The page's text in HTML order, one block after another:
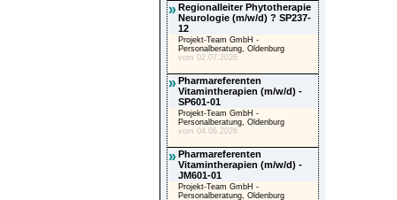
»Regionalleiter Phytotherapie
Neurologie (m/w/d) ? SP237-
12
Projekt-Team GmbH -
Personalberatung, Oldenburg
vom 02.07.2026
»Pharmareferenten
Vitamintherapien (m/w/d) -
SP601-01
Projekt-Team GmbH -
Personalberatung, Oldenburg
vom 04.06.2026
»Pharmareferenten
Vitamintherapien (m/w/d) -
JM601-01
Projekt-Team GmbH -
Personalberatung, Oldenburg